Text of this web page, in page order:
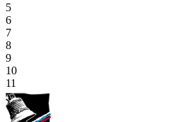
5
6
7
8
9
10
11